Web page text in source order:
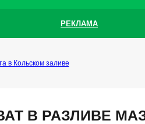
РЕКЛАМА
в Кольском заливе
В РАЗЛИВЕ